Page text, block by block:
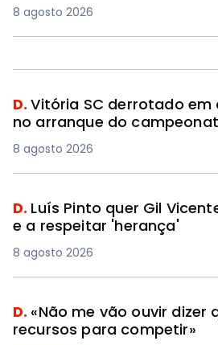
8 agosto 2026
D.Vitória SC derrotado
no arranque do
8 agosto 2026
D. Luís Pinto quer Gil
e a respeitar 'herança'
8 agosto 2026
D. «Não me vão ouvir dizer
recursos para competir»